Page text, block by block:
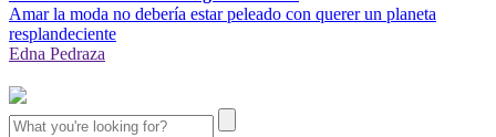
Amar la moda no debería estar peleado con querer un planeta
resplandeciente
Edna Pedraza